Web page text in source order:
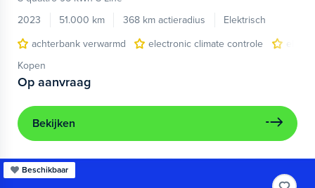
2023
51.000 km 368 km actieradius
Elektrisch
achterbank verwarmd
electronic climate controle
Kopen
Op aanvraag
Bekijken
Beschikbaar